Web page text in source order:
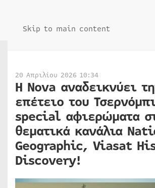
Skip to main content
20 Απριλίου 2026 10:34
H Nova αναδεικνύει
επέτειο του
special αφιερώματα
θεματικά κανάλια
Geographic, Viasat
Discovery!